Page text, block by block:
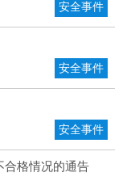
安全事件
安全事件
安全事件
合格情况的通告